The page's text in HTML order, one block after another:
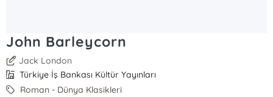
John Barleycorn
Jack London
Türkiye İş Bankası Kültür Yayınları
Roman - Dünya Klasikleri